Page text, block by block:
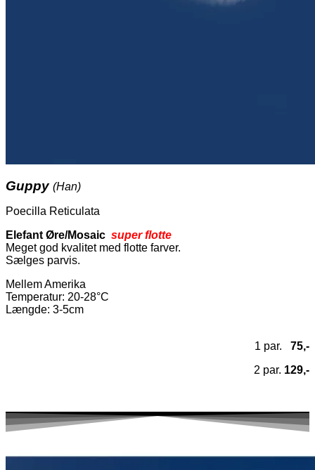
Guppy (Han)
Poecilla Reticulata
Elefant Øre/Mosaic super flotte
Meget god kvalitet med flotte farver.
Sælges parvis.
Mellem Amerika
Temperatur: 20-28°C
Længde: 3-5cm
1 par. 75,-
2 par. 129,-